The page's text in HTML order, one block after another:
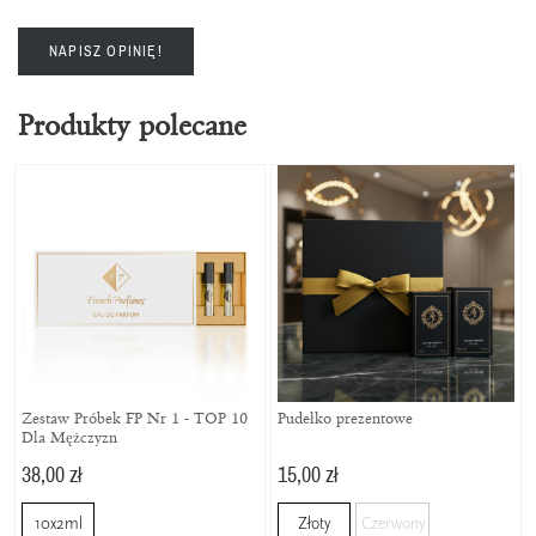
NAPISZ OPINIĘ!
Produkty polecane
Zestaw Próbek FP Nr 1 - TOP 10
Dla Mężczyzn
38,00 zł
10x2ml
Pudełko prezentowe
15,00 zł
Złoty Czerwony